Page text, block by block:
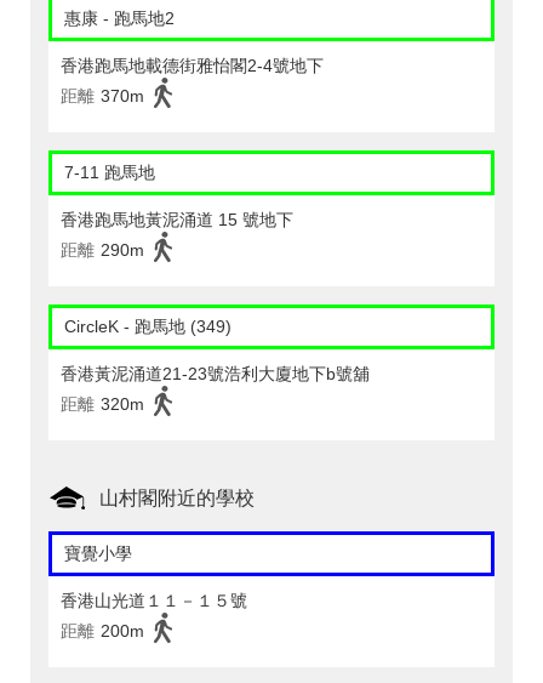
惠康 - 跑馬地2
香港跑馬地載德街雅怡閣2-4號地下
距離 370m
7-11 跑馬地
香港跑馬地黃泥涌道 15 號地下
距離 290m
CircleK - 跑馬地 (349)
香港黃泥涌道21-23號浩利大廈地下b號舖
距離 320m
山村閣附近的學校
寶覺小學
香港山光道１１－１５號
距離 200m